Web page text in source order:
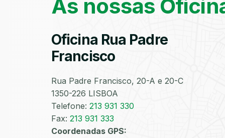
As nossas
Oficina Rua Padre
Francisco
Rua Padre Francisco, 20-A e 20-C
1350-226 LISBOA
Telefone: 213 931 330
Fax: 213 931 333
Coordenadas GPS: